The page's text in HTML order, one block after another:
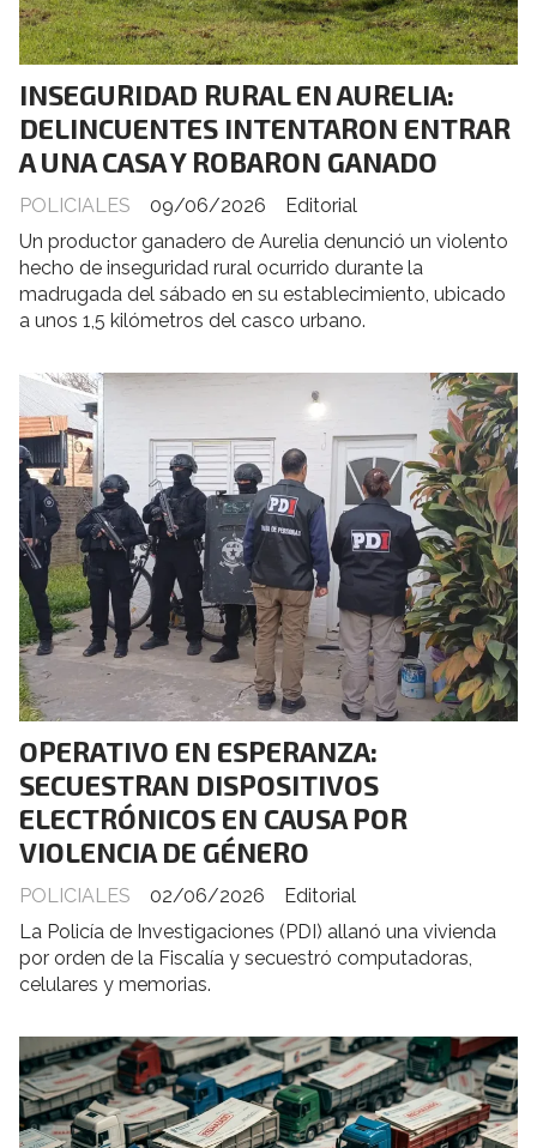
INSEGURIDAD RURAL EN AURELIA:
DELINCUENTES INTENTARON ENTRAR
A UNA CASA Y ROBARON GANADO
Editorial
POLICIALES
09/06/2026
Un productor ganadero de Aurelia denunció un violento
hecho de inseguridad rural ocurrido durante la
madrugada del sábado en su establecimiento, ubicado
a unos 1,5 kilómetros del casco urbano.
OPERATIVO EN ESPERANZA:
SECUESTRAN DISPOSITIVOS
ELECTRÓNICOS EN CAUSA POR
VIOLENCIA DE GÉNERO
Editorial
POLICIALES
02/06/2026
La Policía de Investigaciones (PDI) allanó una vivienda
por orden de la Fiscalía y secuestró computadoras,
celulares y memorias.